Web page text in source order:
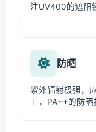
注UV400的遮阳
防晒
紫外辐射极强，
上，PA++的防